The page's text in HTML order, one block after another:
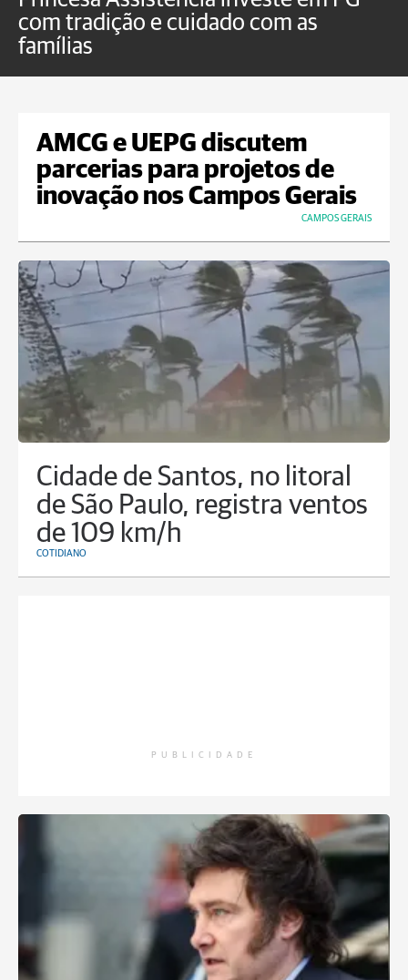
com tradição e cuidado com as
famílias
AMCG e UEPG discutem
parcerias para projetos de
inovação nos Campos Gerais
CAMPOS GERAIS
Cidade de Santos, no litoral
de São Paulo, registra ventos
de 109 km/h
COTIDIANO
PUBLICIDADE